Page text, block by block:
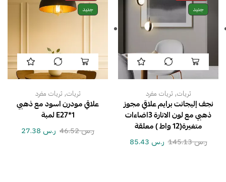
جديد
ثريات, ثريات مفرد
نجف إليجانت برايم علاقي مجوز
ذهبي مع لون الانارة 3اضاءات
متغيرة(12 واط ) معلقة
ر.س145.13 ر.س
جديد
ثريات, ثريات مفرد
علاقي مودرن اسود مع ذهبي
E27*1 لمبة
ر.س46.52 ر.س